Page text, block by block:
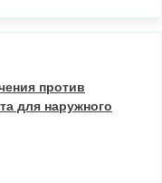
против
для наружного